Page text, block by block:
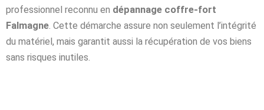
professionnel reconnu en dépannage coffre-fort
Falmagne. Cette démarche assure non seulement l’intégrité
du matériel, mais garantit aussi la récupération de vos biens
sans risques inutiles.